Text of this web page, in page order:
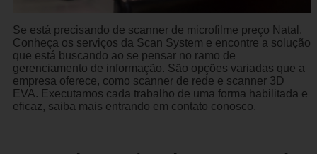
Se está precisando de scanner de microfilme preço Natal,
Conheça os serviços da Scan System e encontre a solução
que está buscando ao se pensar no ramo de
gerenciamento de informação. São opções variadas que a
empresa oferece, como scanner de rede e scanner 3D
EVA. Executamos cada trabalho de uma forma habilitada e
eficaz, saiba mais entrando em contato conosco.